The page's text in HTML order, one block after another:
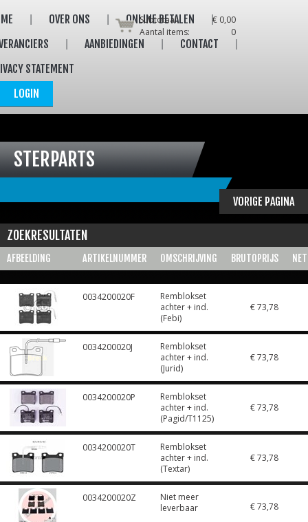
OVER ONS
ONLINE BETALEN
AANBIEDINGEN
CONTACT
STATEMENT
Subtotaal:
€ 0,00
Aantal items:
0
LOGIN
STERPARTS
VORIGE PAGINA
ZOEKRESULTATEN
AFBEELDING ARTIKELNUMMER OMSCHRIJVING BRUTOPRIJS
0034200020F
Remblokset
achter + ind.
(Febi)
€ 73,78
0034200020J
Remblokset
achter + ind.
(Jurid)
€ 73,78
0034200020P
Remblokset
achter + ind.
(Pagid/T1125)
€ 73,78
0034200020T
Remblokset
achter + ind.
(Textar)
€ 73,78
0034200020Z
Niet meer
leverbaar
€ 73,78